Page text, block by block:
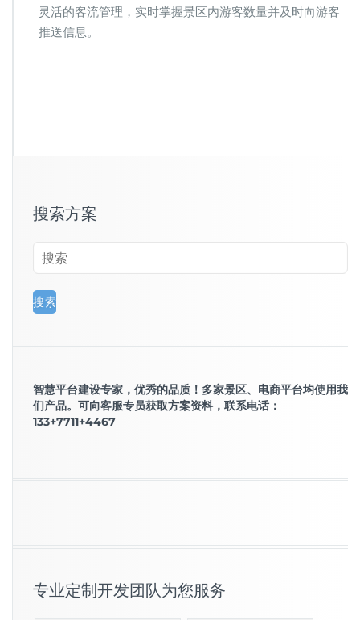
灵活的客流管理，实时掌握景区内游客数量并及时向游客
推送信息。
搜索方案
智慧平台建设专家，优秀的品质！多家景区、电商平台均使用我
们产品。可向客服专员获取方案资料，联系电话：
133+7711+4467
专业定制开发团队为您服务